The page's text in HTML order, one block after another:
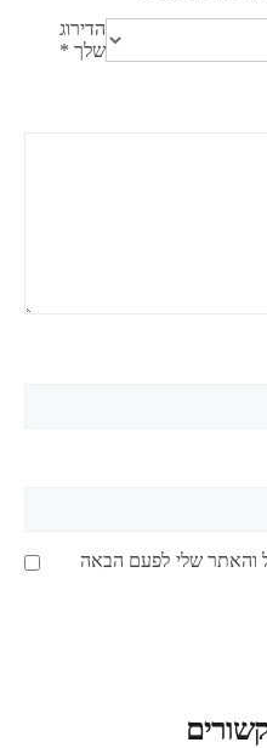
הדירוג
שלך *
והאתר שלי לפעם הבאה